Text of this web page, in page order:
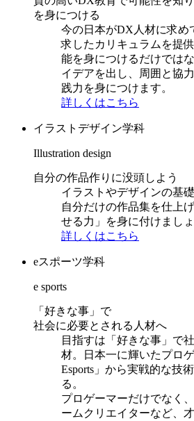
を身につける
今の日本がDX人材に求め
求したカリキュラムを提
能を身につけるだけでは
イデアを出し、周囲と協
践力を身につけます。
詳しくはこちら
イラストデザイン学科
Illustration design
自分の作品作りに没頭しよう
イラストやデザインの基
自分だけの作品集を仕上
せる力」を身に付けましょ
詳しくはこちら
eスポーツ学科
e sports
「好きな事」で
社会に必要とされる人材へ
目指すは「好きな事」で
材。日本一に輝いたプロ
Esports」から実戦的な技
る。
プロゲーマーだけでなく
ームクリエイターなど、